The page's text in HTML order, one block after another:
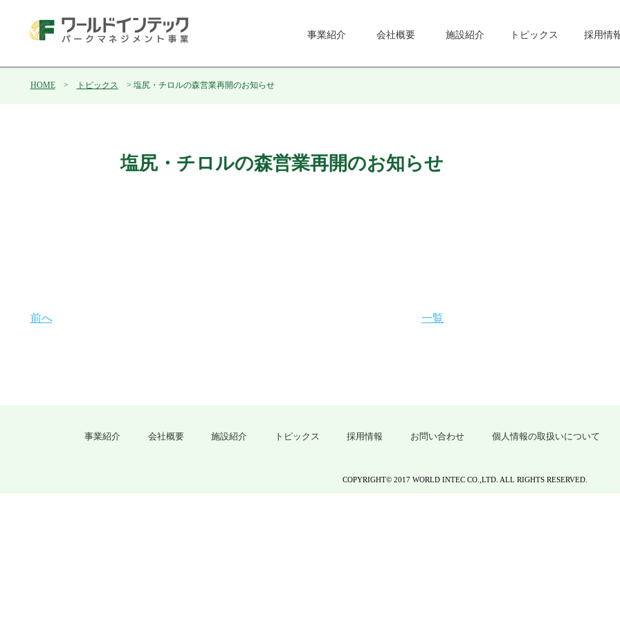
事業紹介 会社概要 施設紹介 トピックス 採用情
HOME> トピックス > 塩尻・チロルの森営業再開のお知らせ
塩尻・チロルの森営業再開のお知らせ
前へ 一覧
事業紹介 会社概要 施設紹介 トピックス 採用情報 お問い合わせ 個人情報の取扱いについて
COPYRIGHT© 2017 WORLD INTEC CO.,LTD. ALL RIGHTS RESERVED.